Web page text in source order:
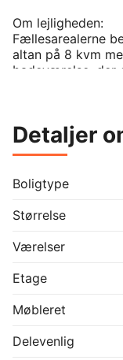
Om lejligheden:
Fællesarealerne
altan på 8 kvm
badeværelse, der
arbejder til
er renlig.
Lejligheden kan
andet eller du er
længere. Begge
Hvad jeg gerne vil
livsstil, samt hvor
Personlig
Detaljer
Boligtype
Størrelse
Værelser
Etage
Møbleret
Delevenlig